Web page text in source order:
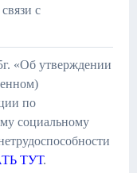
с
«Об утверждении
по
социальному
ТУТ.